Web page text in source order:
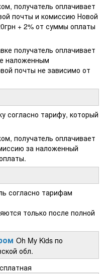
получатель оплачивает
почты и комиссию Новой
+ 2% от суммы оплаты
получатель оплачивает
наложенным
почты не зависимо от
согласно тарифу, который
получатель оплачивает
за наложенный
согласно тарифам
только после полной
Oh My Kids по
обл.